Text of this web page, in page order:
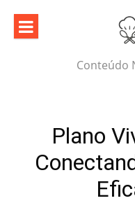
content
Conteúdo
Plano